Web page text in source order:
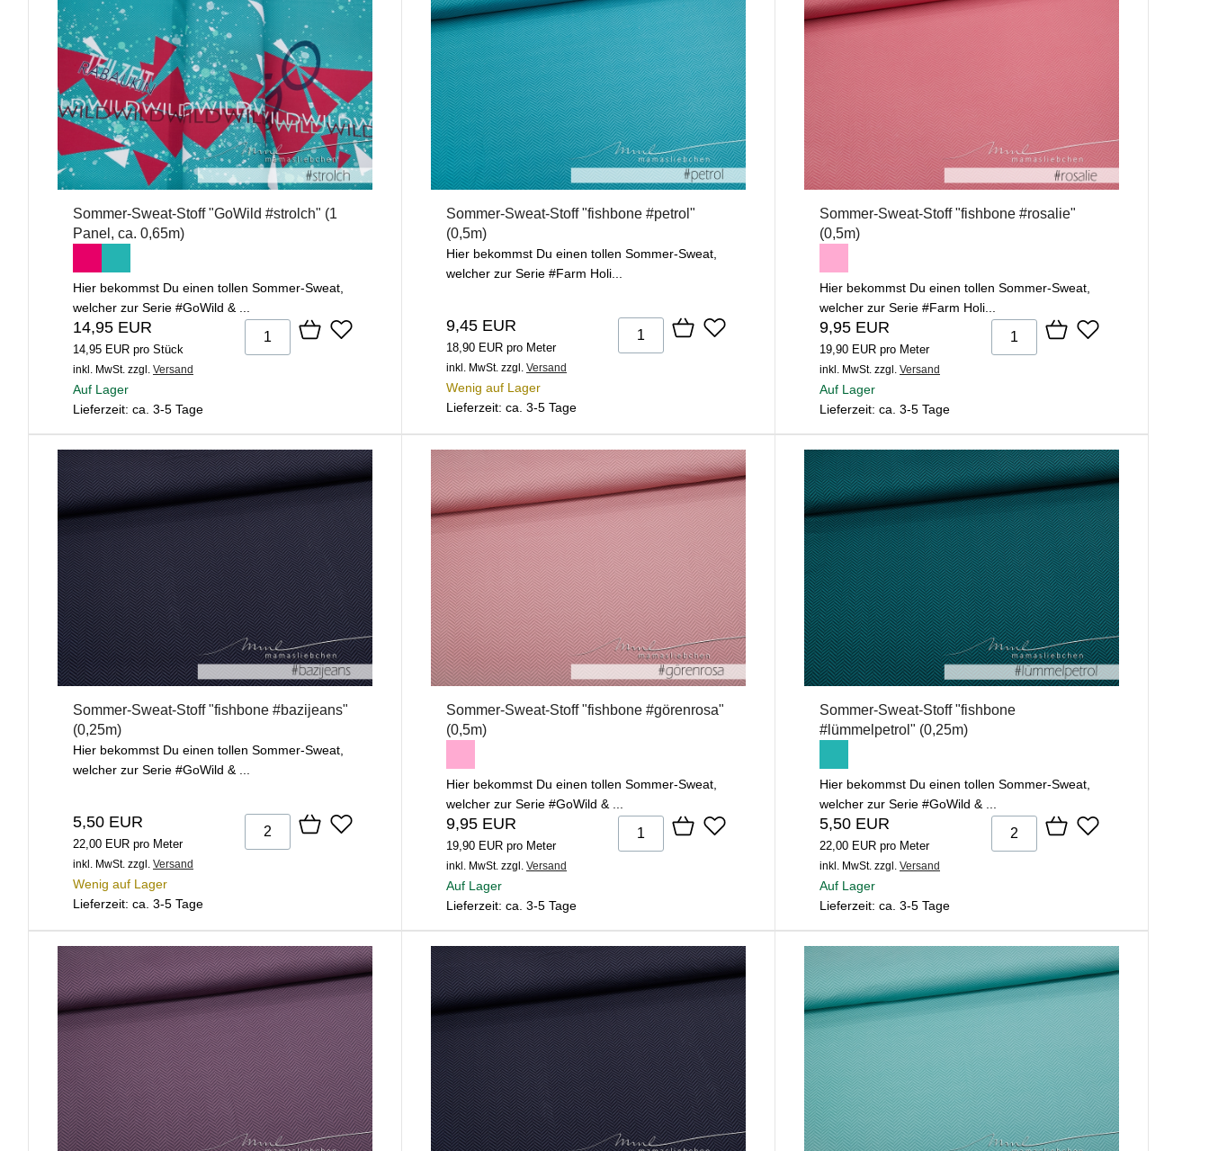
Sommer-Sweat-Stoff "GoWild #strolch" (1
Panel, ca. 0,65m)
Hier bekommst Du einen tollen Sommer-Sweat,
welcher zur Serie #GoWild & ...
14,95 EUR
14,95 EUR pro Stück
inkl. MwSt. zzgl. Versand
Auf Lager
Lieferzeit: ca. 3-5 Tage
Sommer-Sweat-Stoff "fishbone #petrol"
(0,5m)
Hier bekommst Du einen tollen Sommer-Sweat,
welcher zur Serie #Farm Holi...
9,45 EUR
18,90 EUR pro Meter
inkl. MwSt. zzgl. Versand
Wenig auf Lager
Lieferzeit: ca. 3-5 Tage
Sommer-Sweat-Stoff "fishbone #rosalie"
(0,5m)
Hier bekommst Du einen tollen Sommer-Sweat,
welcher zur Serie #Farm Holi...
9,95 EUR
19,90 EUR pro Meter
inkl. MwSt. zzgl. Versand
Auf Lager
Lieferzeit: ca. 3-5 Tage
Sommer-Sweat-Stoff "fishbone #bazijeans"
(0,25m)
Hier bekommst Du einen tollen Sommer-Sweat,
welcher zur Serie #GoWild & ...
5,50 EUR
22,00 EUR pro Meter
inkl. MwSt. zzgl. Versand
Wenig auf Lager
Lieferzeit: ca. 3-5 Tage
Sommer-Sweat-Stoff "fishbone #görenrosa"
(0,5m)
Hier bekommst Du einen tollen Sommer-Sweat,
welcher zur Serie #GoWild & ...
9,95 EUR
19,90 EUR pro Meter
inkl. MwSt. zzgl. Versand
Auf Lager
Lieferzeit: ca. 3-5 Tage
Sommer-Sweat-Stoff "fishbone
#lümmelpetrol" (0,25m)
Hier bekommst Du einen tollen Sommer-Sweat,
welcher zur Serie #GoWild & ...
5,50 EUR
22,00 EUR pro Meter
inkl. MwSt. zzgl. Versand
Auf Lager
Lieferzeit: ca. 3-5 Tage